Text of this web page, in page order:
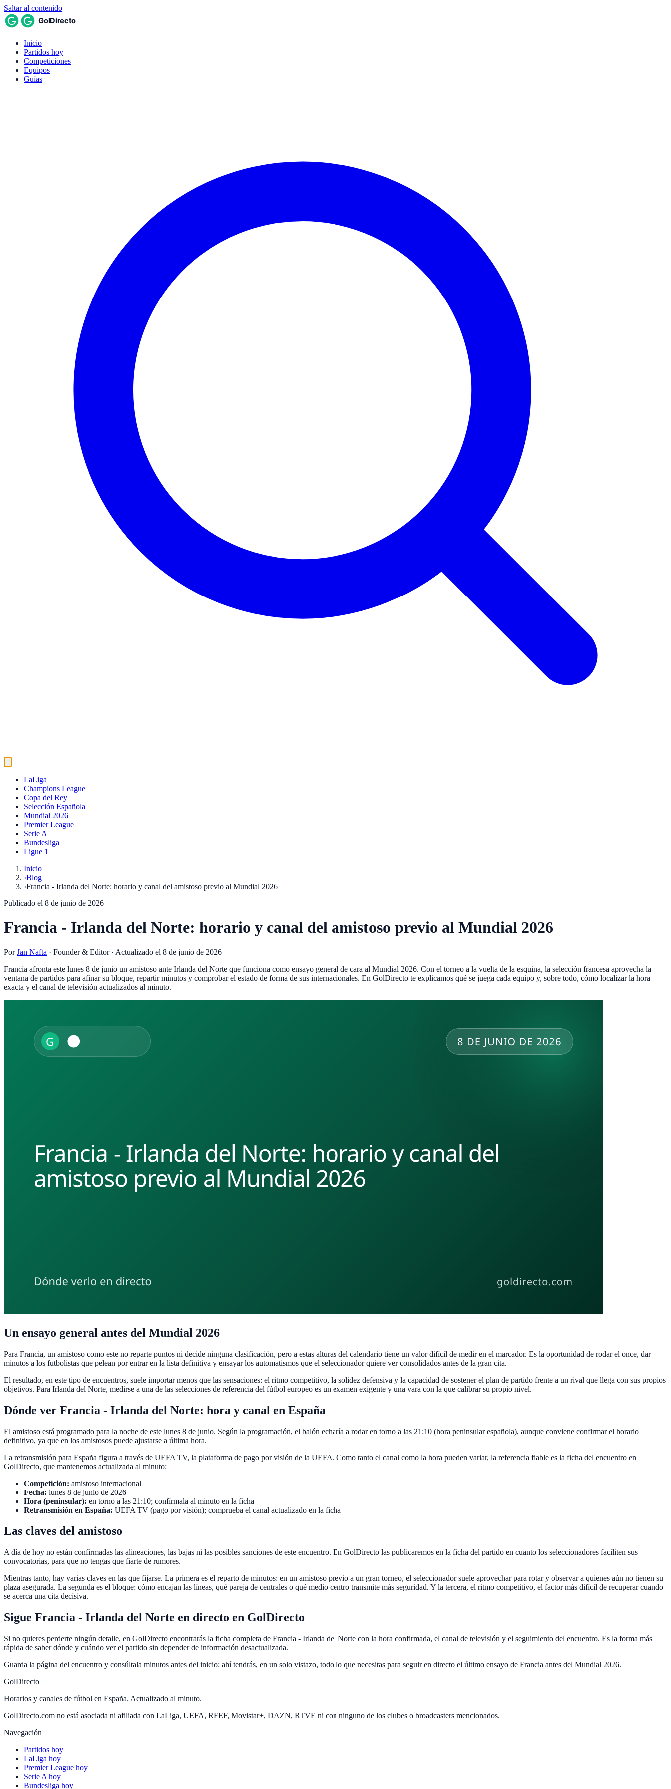
Saltar al contenido
Inicio
Partidos hoy
Competiciones
Equipos
Guías
LaLiga
Champions League
Copa del Rey
Selección Española
Mundial 2026
Premier League
Serie A
Bundesliga
Ligue 1
Inicio
›Blog
›Francia - Irlanda del Norte: horario y canal del amistoso previo al Mundial 2026
Publicado el 8 de junio de 2026
Francia - Irlanda del Norte: horario y canal del amistoso previo al Mundial 2026
Por Jan Nafta · Founder & Editor· Actualizado el 8 de junio de 2026
Francia afronta este lunes 8 de junio un amistoso ante Irlanda del Norte que funciona como ensayo general de cara al Mundial 2026. Con el torneo a la vuelta de la esquina, la selección francesa aprovecha la
ventana de partidos para afinar su bloque, repartir minutos y comprobar el estado de forma de sus internacionales. En GolDirecto te explicamos qué se juega cada equipo y, sobre todo, cómo localizar la hora
exacta y el canal de televisión actualizados al minuto.
Un ensayo general antes del Mundial 2026
Para Francia, un amistoso como este no reparte puntos ni decide ninguna clasificación, pero a estas alturas del calendario tiene un valor difícil de medir en el marcador. Es la oportunidad de rodar el once, dar
minutos a los futbolistas que pelean por entrar en la lista definitiva y ensayar los automatismos que el seleccionador quiere ver consolidados antes de la gran cita.
El resultado, en este tipo de encuentros, suele importar menos que las sensaciones: el ritmo competitivo, la solidez defensiva y la capacidad de sostener el plan de partido frente a un rival que llega con sus propios
objetivos. Para Irlanda del Norte, medirse a una de las selecciones de referencia del fútbol europeo es un examen exigente y una vara con la que calibrar su propio nivel.
Dónde ver Francia - Irlanda del Norte: hora y canal en España
El amistoso está programado para la noche de este lunes 8 de junio. Según la programación, el balón echaría a rodar en torno a las 21:10 (hora peninsular española), aunque conviene confirmar el horario
definitivo, ya que en los amistosos puede ajustarse a última hora.
La retransmisión para España figura a través de UEFA TV, la plataforma de pago por visión de la UEFA. Como tanto el canal como la hora pueden variar, la referencia fiable es la ficha del encuentro en
GolDirecto, que mantenemos actualizada al minuto:
Competición: amistoso internacional
Fecha: lunes 8 de junio de 2026
Hora (peninsular): en torno a las 21:10; confírmala al minuto en la ficha
Retransmisión en España: UEFA TV (pago por visión); comprueba el canal actualizado en la ficha
Las claves del amistoso
A día de hoy no están confirmadas las alineaciones, las bajas ni las posibles sanciones de este encuentro. En GolDirecto las publicaremos en la ficha del partido en cuanto los seleccionadores faciliten sus
convocatorias, para que no tengas que fiarte de rumores.
Mientras tanto, hay varias claves en las que fijarse. La primera es el reparto de minutos: en un amistoso previo a un gran torneo, el seleccionador suele aprovechar para rotar y observar a quienes aún no tienen su
plaza asegurada. La segunda es el bloque: cómo encajan las líneas, qué pareja de centrales o qué medio centro transmite más seguridad. Y la tercera, el ritmo competitivo, el factor más difícil de recuperar cuando
se acerca una cita decisiva.
Sigue Francia - Irlanda del Norte en directo en GolDirecto
Si no quieres perderte ningún detalle, en GolDirecto encontrarás la ficha completa de Francia - Irlanda del Norte con la hora confirmada, el canal de televisión y el seguimiento del encuentro. Es la forma más
rápida de saber dónde y cuándo ver el partido sin depender de información desactualizada.
Guarda la página del encuentro y consúltala minutos antes del inicio: ahí tendrás, en un solo vistazo, todo lo que necesitas para seguir en directo el último ensayo de Francia antes del Mundial 2026.
GolDirecto
Horarios y canales de fútbol en España. Actualizado al minuto.
GolDirecto.com no está asociada ni afiliada con LaLiga, UEFA, RFEF, Movistar+, DAZN, RTVE ni con ninguno de los clubes o broadcasters mencionados.
Navegación
Partidos hoy
LaLiga hoy
Premier League hoy
Serie A hoy
Bundesliga hoy